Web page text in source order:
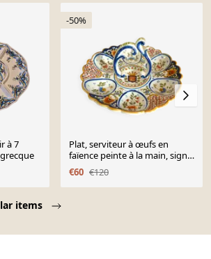
items
à 7
-50%
Plat, serviteur à œufs en
faïence peinte à la main, signé
Geo Martel
€60 €120